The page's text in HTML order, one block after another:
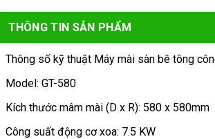
THÔNG TIN SẢN PHẨM
Thông số kỹ thuật Máy mài sàn bê tông
Model: GT-580
Kích thước mâm mài (D x R): 580 x 580mm
Công suất động cơ xoa: 7.5 KW